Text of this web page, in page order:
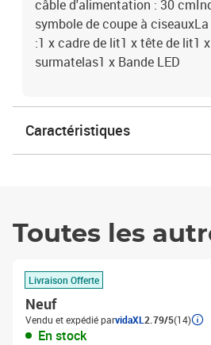
câble d'alimentation : 30
symbole de coupe à
:1 x cadre de lit1 x tête de lit1
surmatelas1 x Bande LED
Caractéristiques
Toutes les
Livraison Offerte
Neuf
Vendu et expédié parvidaXL 2.79/5(14)
En stock